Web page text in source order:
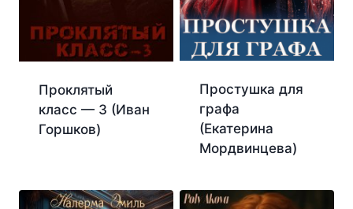
Проклятый
класс — 3 (Иван
Горшков)
Простушка для
графа
(Екатерина
Мордвинцева)